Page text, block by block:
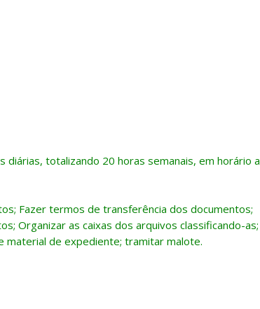
totalizando 20 horas semanais, em horário a
Fazer termos de transferência dos documentos;
Organizar as caixas dos arquivos classificando-as;
material de expediente; tramitar malote.